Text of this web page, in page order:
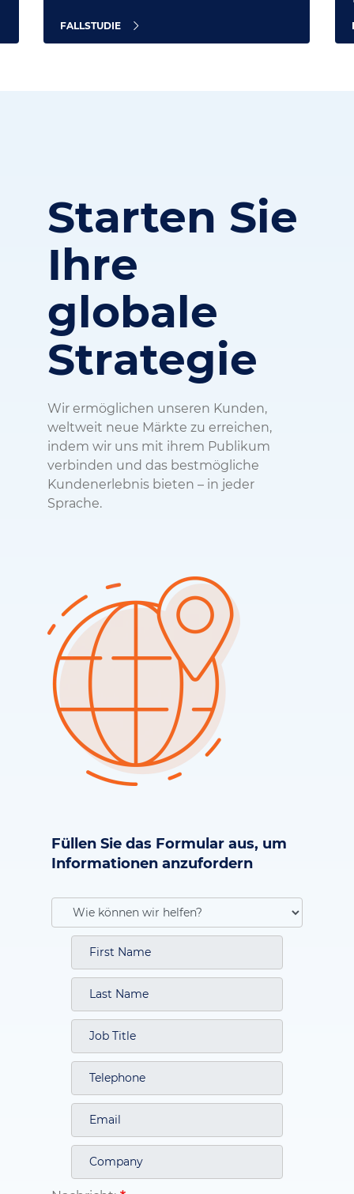
FALLSTUDIE
Starten Sie
Ihre
globale
Strategie
Wir ermöglichen unseren Kunden,
weltweit neue Märkte zu erreichen,
indem wir uns mit ihrem Publikum
verbinden und das bestmögliche
Kundenerlebnis bieten – in jeder
Sprache.
Füllen Sie das Formular aus, um
Informationen anzufordern